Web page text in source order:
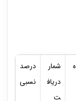
شمار
دریاف
ت
درصد
نسبی